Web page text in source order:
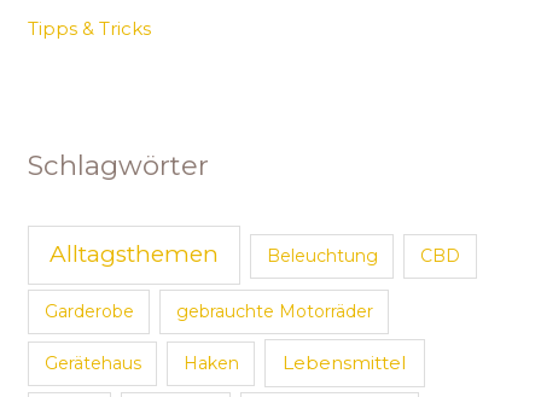
Tipps & Tricks
Schlagwörter
Alltagsthemen Beleuchtung CBD
Garderobe gebrauchte Motorräder
Gerätehaus Haken Lebensmittel